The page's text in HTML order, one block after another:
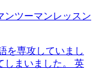
ンツーマンレッスン
を専攻していまし
しまいました。 英